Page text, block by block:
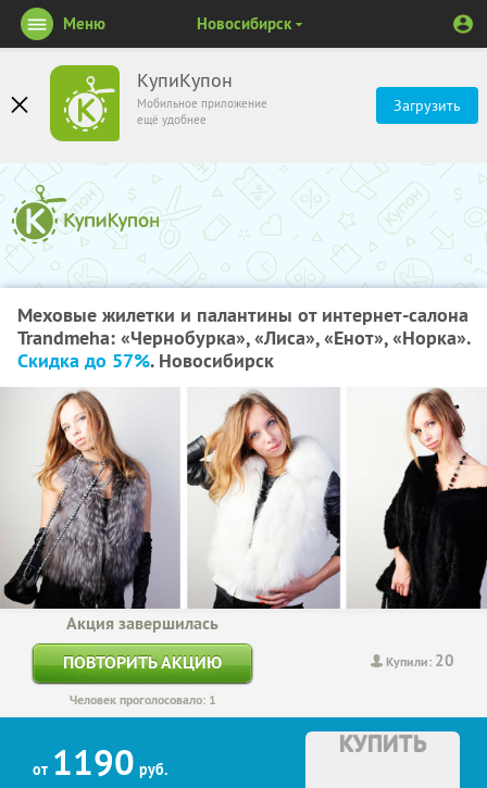
КупиКупон
Мобильное приложение
ещё удобнее
Загрузить
Меню Новосибирск
Меховые жилетки и палантины от интернет-салона
Trandmeha: «Чернобурка», «Лиса», «Енот», «Норка».
Скидка до 57%. Новосибирск
Купили: 20
Акция завершилась
ПОВТОРИТЬ АКЦИЮ
Человек проголосовало: 1
от 1190 руб.
КУПИТЬ